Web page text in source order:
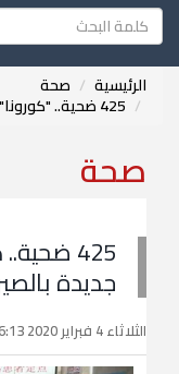
الرئيسية صحة
425 ضحية.. "كورونا" يحصد حصيلة جديدة بالصين
صحة
425
جديدة
الثلاثاء 4 فبراير 2020 04:36:13